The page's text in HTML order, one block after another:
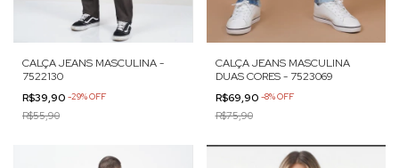
CALÇA JEANS MASCULINA -
7522130
R$39,90 -29%OFF
R$55,90
CALÇA JEANS MASCULINA
DUAS CORES - 7523069
R$69,90 -8%OFF
R$75,90